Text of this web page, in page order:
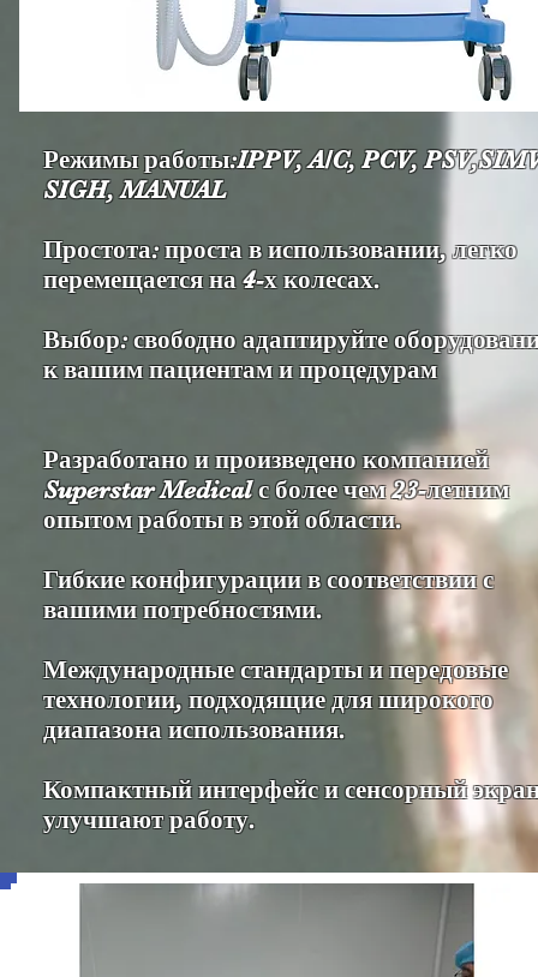
Режимы работы:IPPV, A/C, PCV,
SIGH, MANUAL
Простота: проста в использовании, легко
перемещается на 4-х колесах.
Выбор: свободно адаптируйте
к вашим пациентам и процедурам
Разработано и произведено компанией
Superstar Medical с более чем 23-летним
опытом работы в этой области.
Гибкие конфигурации в соответствии с
вашими потребностями.
Международные стандарты и передовые
технологии, подходящие для широкого
диапазона использования.
Компактный интерфейс и сенсорный
улучшают работу.